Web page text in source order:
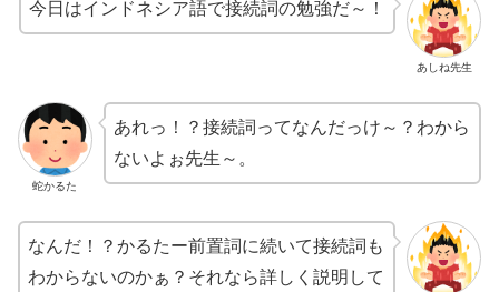
あしね先生
今日はインドネシア語で接続詞の勉強だ～！
蛇かるた
あれっ！？接続詞ってなんだっけ～？わから
ないよぉ先生～。
なんだ！？かるたー前置詞に続いて接続詞も
わからないのかぁ？それなら詳しく説明して